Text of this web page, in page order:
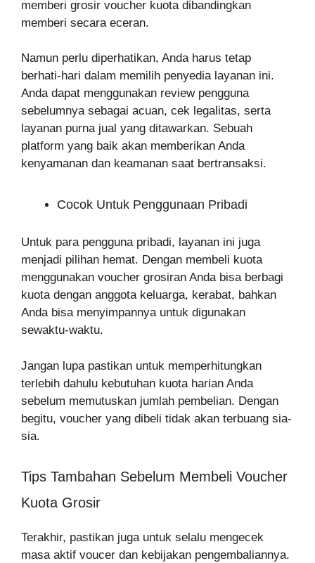
memberi grosir voucher kuota dibandingkan
memberi secara eceran.
Namun perlu diperhatikan, Anda harus tetap
berhati-hari dalam memilih penyedia layanan ini.
Anda dapat menggunakan review pengguna
sebelumnya sebagai acuan, cek legalitas, serta
layanan purna jual yang ditawarkan. Sebuah
platform yang baik akan memberikan Anda
kenyamanan dan keamanan saat bertransaksi.
Cocok Untuk Penggunaan Pribadi
Untuk para pengguna pribadi, layanan ini juga
menjadi pilihan hemat. Dengan membeli kuota
menggunakan voucher grosiran Anda bisa berbagi
kuota dengan anggota keluarga, kerabat, bahkan
Anda bisa menyimpannya untuk digunakan
sewaktu-waktu.
Jangan lupa pastikan untuk memperhitungkan
terlebih dahulu kebutuhan kuota harian Anda
sebelum memutuskan jumlah pembelian. Dengan
begitu, voucher yang dibeli tidak akan terbuang sia-
sia.
Tips Tambahan Sebelum Membeli Voucher
Kuota Grosir
Terakhir, pastikan juga untuk selalu mengecek
masa aktif voucer dan kebijakan pengembaliannya.